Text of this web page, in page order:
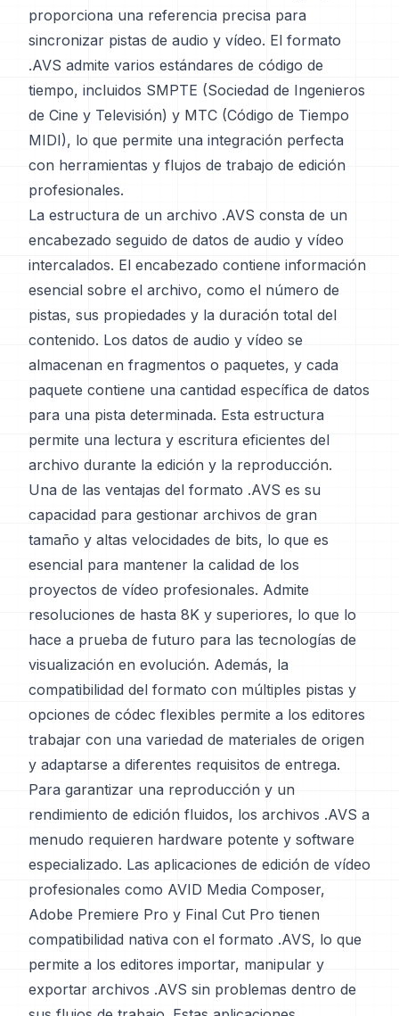
proporciona una referencia precisa para
sincronizar pistas de audio y vídeo. El formato
.AVS admite varios estándares de código de
tiempo, incluidos SMPTE (Sociedad de Ingenieros
de Cine y Televisión) y MTC (Código de Tiempo
MIDI), lo que permite una integración perfecta
con herramientas y flujos de trabajo de edición
profesionales.
La estructura de un archivo .AVS consta de un
encabezado seguido de datos de audio y vídeo
intercalados. El encabezado contiene información
esencial sobre el archivo, como el número de
pistas, sus propiedades y la duración total del
contenido. Los datos de audio y vídeo se
almacenan en fragmentos o paquetes, y cada
paquete contiene una cantidad específica de datos
para una pista determinada. Esta estructura
permite una lectura y escritura eficientes del
archivo durante la edición y la reproducción.
Una de las ventajas del formato .AVS es su
capacidad para gestionar archivos de gran
tamaño y altas velocidades de bits, lo que es
esencial para mantener la calidad de los
proyectos de vídeo profesionales. Admite
resoluciones de hasta 8K y superiores, lo que lo
hace a prueba de futuro para las tecnologías de
visualización en evolución. Además, la
compatibilidad del formato con múltiples pistas y
opciones de códec flexibles permite a los editores
trabajar con una variedad de materiales de origen
y adaptarse a diferentes requisitos de entrega.
Para garantizar una reproducción y un
rendimiento de edición fluidos, los archivos .AVS a
menudo requieren hardware potente y software
especializado. Las aplicaciones de edición de vídeo
profesionales como AVID Media Composer,
Adobe Premiere Pro y Final Cut Pro tienen
compatibilidad nativa con el formato .AVS, lo que
permite a los editores importar, manipular y
exportar archivos .AVS sin problemas dentro de